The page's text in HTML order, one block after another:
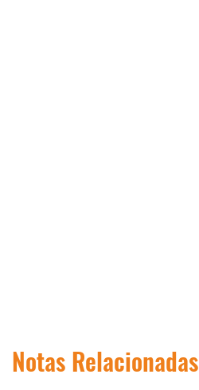
Notas Relacionadas